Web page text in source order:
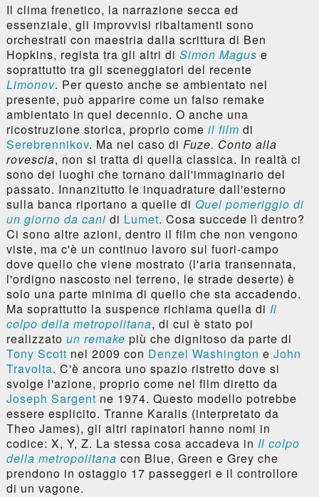
Il clima frenetico, la narrazione secca ed
essenziale, gli improvvisi ribaltamenti sono
orchestrati con maestria dalla scrittura di Ben
Hopkins, regista tra gli altri di Simon Magus e
soprattutto tra gli sceneggiatori del recente
Limonov. Per questo anche se ambientato nel
presente, può apparire come un falso remake
ambientato in quel decennio. O anche una
ricostruzione storica, proprio come il film di
Serebrennikov. Ma nel caso di Fuze. Conto alla
rovescia, non si tratta di quella classica. In realtà ci
sono dei luoghi che tornano dall'immaginario del
passato. Innanzitutto le inquadrature dall'esterno
sulla banca riportano a quelle di Quel pomeriggio di
un giorno da cani di Lumet. Cosa succede lì dentro?
Ci sono altre azioni, dentro il film che non vengono
viste, ma c'è un continuo lavoro sul fuori-campo
dove quello che viene mostrato (l'aria transennata,
l'ordigno nascosto nel terreno, le strade deserte) è
solo una parte minima di quello che sta accadendo.
Ma soprattutto la suspence richiama quella di Il
colpo della metropolitana, di cui è stato poi
realizzato un remake più che dignitoso da parte di
Tony Scott nel 2009 con Denzel Washington e John
Travolta. C'è ancora uno spazio ristretto dove si
svolge l'azione, proprio come nel film diretto da
Joseph Sargent ne 1974. Questo modello potrebbe
essere esplicito. Tranne Karalis (interpretato da
Theo James), gli altri rapinatori hanno nomi in
codice: X, Y, Z. La stessa cosa accadeva in Il colpo
della metropolitana con Blue, Green e Grey che
prendono in ostaggio 17 passeggeri e il controllore
di un vagone.